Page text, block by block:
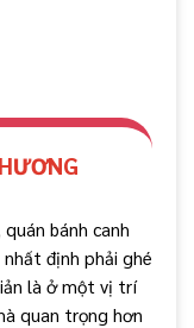
bánh canh
định phải ghé
là ở một vị trí
quan trọng hơn